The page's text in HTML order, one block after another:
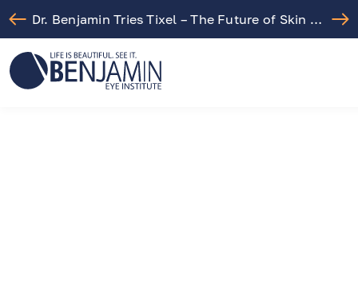
Dr. Benjamin Tries Tixel – The Future of Skin Rejuvenation!